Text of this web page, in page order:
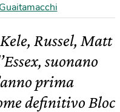
Russel, Matt
suonano
prima
definitivo Bloc